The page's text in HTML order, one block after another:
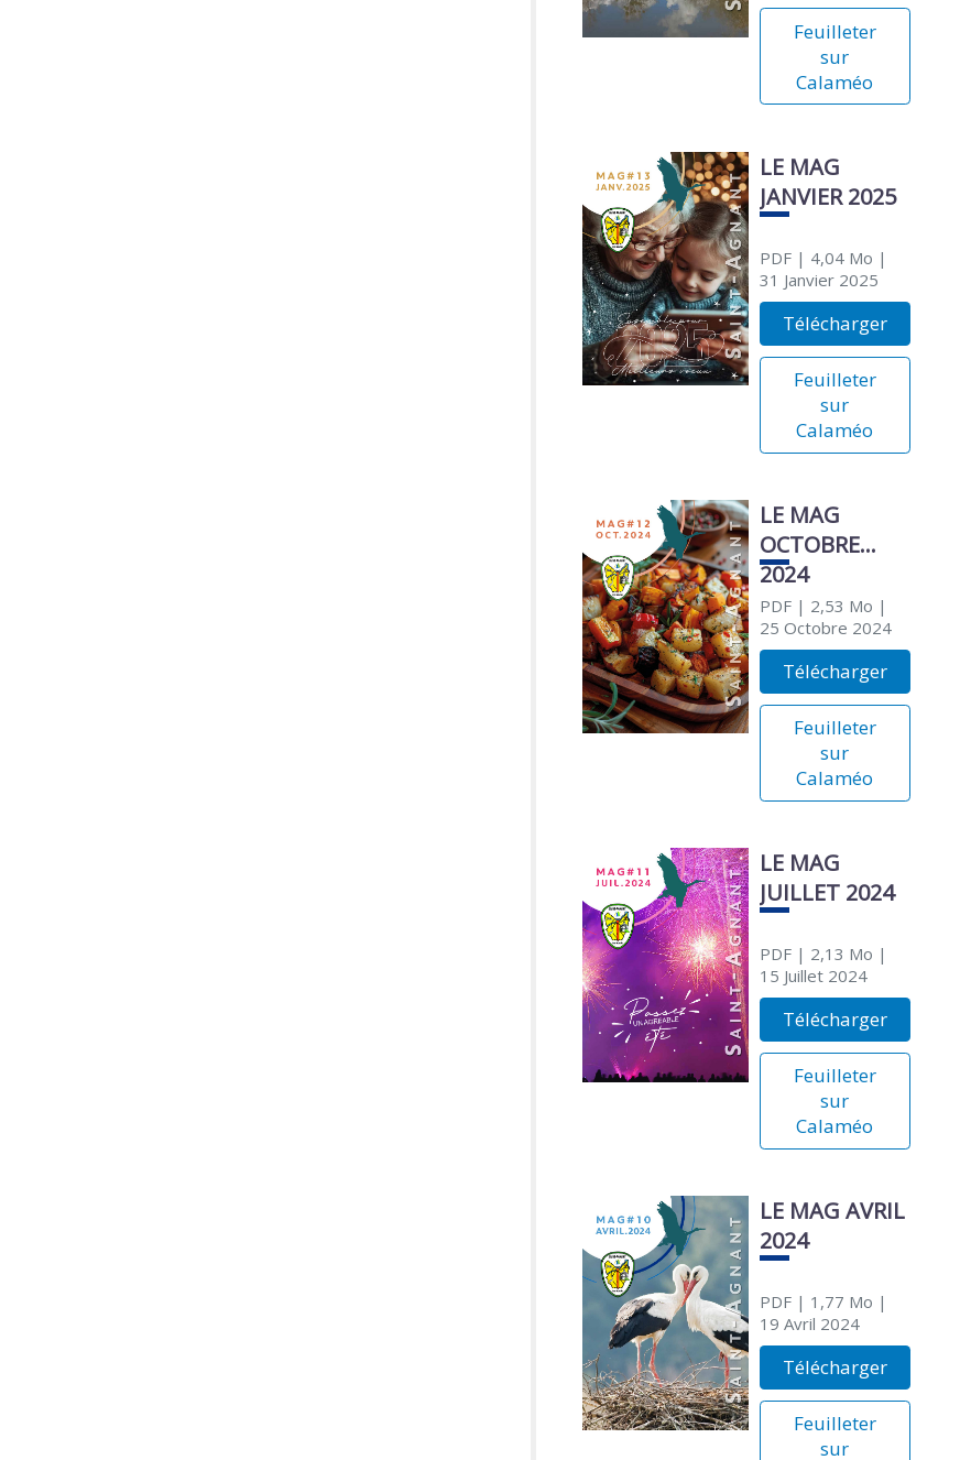
Feuilleter
sur
Calaméo
LE MAG
JANVIER 2025
PDF| 4,04 Mo |
31 Janvier 2025
Télécharger
Feuilleter
sur
Calaméo
LE MAG
OCTOBRE
2024
PDF| 2,53 Mo |
25 Octobre 2024
Télécharger
Feuilleter
sur
Calaméo
LE MAG
JUILLET 2024
PDF| 2,13 Mo |
15 Juillet 2024
Télécharger
Feuilleter
sur
Calaméo
LE MAG AVRIL
2024
PDF| 1,77 Mo |
19 Avril 2024
Télécharger
Feuilleter
sur